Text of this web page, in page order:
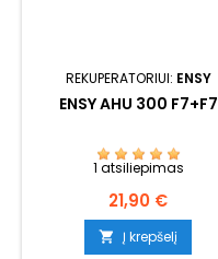
REKUPERATORIUI: ENSY
ENSY AHU 300 F7+F7
1 atsiliepimas
Kaina
21,90 €
 Į krepšelį